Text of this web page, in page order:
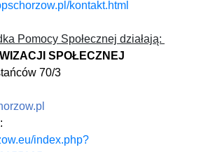
kontakt.html
Pomocy Społecznej działają:
SPOŁECZNEJ
70/3
index.php?